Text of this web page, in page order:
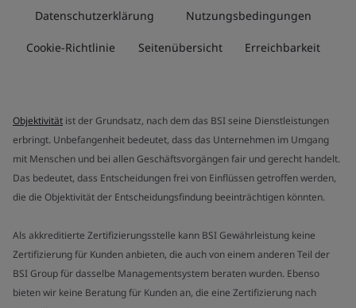
Datenschutzerklärung Nutzungsbedingungen
Cookie-Richtlinie Seitenübersicht Erreichbarkeit
Objektivität ist der Grundsatz, nach dem das BSI seine Dienstleistungen
erbringt. Unbefangenheit bedeutet, dass das Unternehmen im Umgang
mit Menschen und bei allen Geschäftsvorgängen fair und gerecht handelt.
Das bedeutet, dass Entscheidungen frei von Einflüssen getroffen werden,
die die Objektivität der Entscheidungsfindung beeinträchtigen könnten.
Als akkreditierte Zertifizierungsstelle kann BSI Gewährleistung keine
Zertifizierung für Kunden anbieten, die auch von einem anderen Teil der
BSI Group für dasselbe Managementsystem beraten wurden. Ebenso
bieten wir keine Beratung für Kunden an, die eine Zertifizierung nach